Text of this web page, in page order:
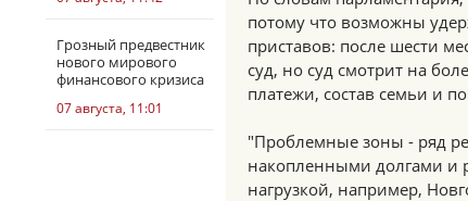
Грозный предвестник
нового мирового
финансового кризиса
07 августа, 11:01
потому что возможны
приставов: после шести
суд, но суд смотрит на
платежи, состав семьи и
"Проблемные зоны - ряд
накопленными долгами и
нагрузкой, например,